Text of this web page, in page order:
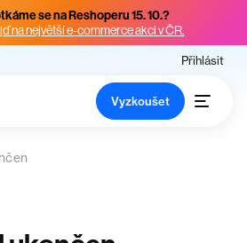
se na Reshoperu 15. 10.?
na největší e-commerce akci v ČR.
Přihlásit
Vyzkoušet